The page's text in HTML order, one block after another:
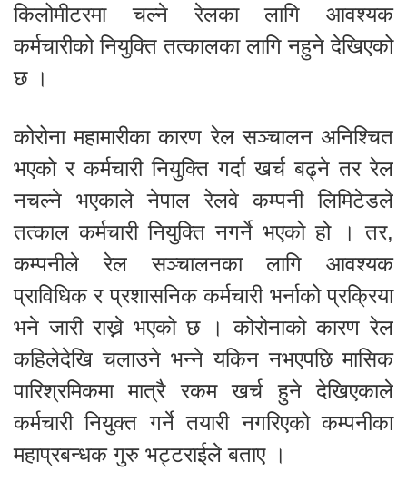
किलोमीटरमा चल्ने रेलका लागि आवश्यक
कर्मचारीको नियुक्ति तत्कालका लागि नहुने देखिएको
छ ।
कोरोना महामारीका कारण रेल सञ्चालन अनिश्चित
भएको र कर्मचारी नियुक्ति गर्दा खर्च बढ्ने तर रेल
नचल्ने भएकाले नेपाल रेलवे कम्पनी लिमिटेडले
तत्काल कर्मचारी नियुक्ति नगर्ने भएको हो । तर,
कम्पनीले रेल सञ्चालनका लागि आवश्यक
प्राविधिक र प्रशासनिक कर्मचारी भर्नाको प्रक्रिया
भने जारी राख्ने भएको छ । कोरोनाको कारण रेल
कहिलेदेखि चलाउने भन्ने यकिन नभएपछि मासिक
पारिश्रमिकमा मात्रै रकम खर्च हुने देखिएकाले
कर्मचारी नियुक्त गर्ने तयारी नगरिएको कम्पनीका
महाप्रबन्धक गुरु भट्टराईले बताए ।